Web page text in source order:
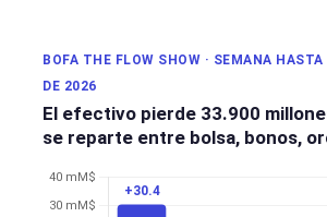
BOFA THE FLOW SHOW · SEMANA
DE 2026
El efectivo pierde 33.900
se reparte entre bolsa, bonos,